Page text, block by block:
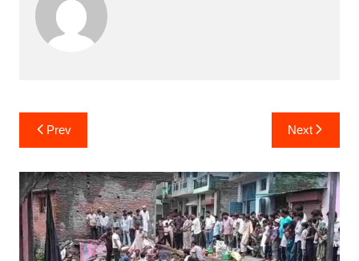
Post
navigation
Prev Next